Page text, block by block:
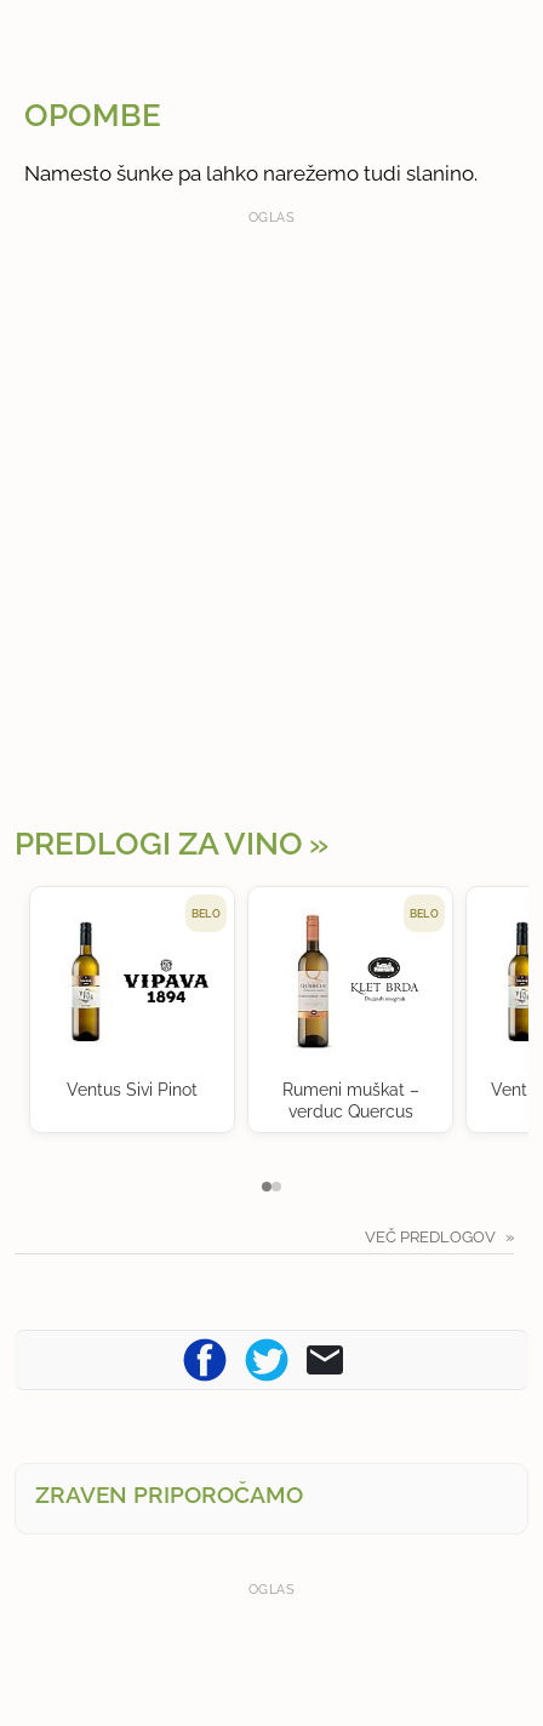
OPOMBE
Namesto šunke pa lahko narežemo tudi slanino.
OGLAS
PREDLOGI ZA VINO
BELO
Ventus Sivi Pinot
BELO
Rumeni muškat –
verduc Quercus
VEČ PREDLOGOV
ZRAVEN PRIPOROČAMO
OGLAS